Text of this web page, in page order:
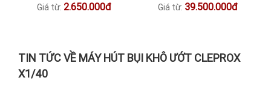
Giá từ: 2.650.000đ Giá từ: 39.500.000đ
TIN TỨC VỀ MÁY HÚT BỤI KHÔ ƯỚT CLEPROX
X1/40